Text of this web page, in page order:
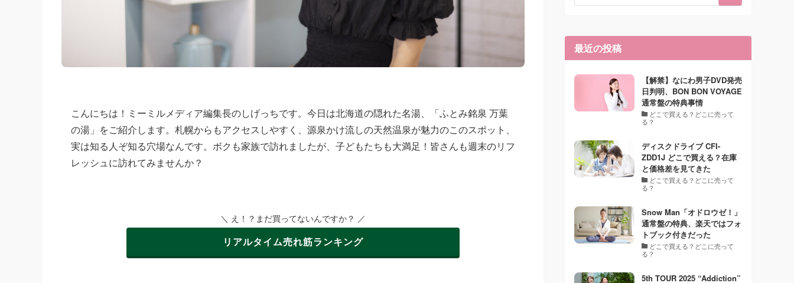
こんにちは！ミーミルメディア編集長のしげっちです。今日は北海道の隠れた名湯、「ふとみ銘泉 万葉
の湯」をご紹介します。札幌からもアクセスしやすく、源泉かけ流しの天然温泉が魅力のこのスポット、
実は知る人ぞ知る穴場なんです。ボクも家族で訪れましたが、子どもたちも大満足！皆さんも週末のリフ
レッシュに訪れてみませんか？
＼ え！？まだ買ってないんですか？ ／
リアルタイム売れ筋ランキング
最近の投稿
【解禁】なにわ男子DVD発売
日判明、BON BON VOYAGE
通常盤の特典事情
どこで買える？どこに売って
る？
ディスクドライブ CFI-
ZDD1J どこで買える？在庫
と価格差を見てきた
どこで買える？どこに売って
る？
Snow Man「オドロウゼ！」
通常盤の特典、楽天ではフォ
トブック付きだった
どこで買える？どこに売って
る？
5th TOUR 2025 “Addiction”